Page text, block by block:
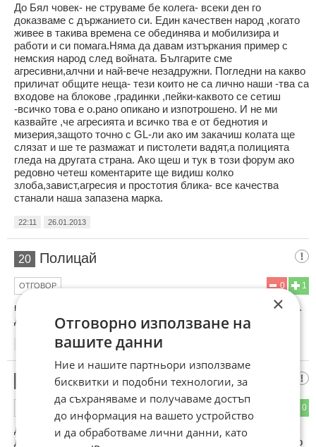
До Бял човек- не струваме бе колега- всеки ден го
доказваме с държанието си. Един качествен народ ,когато
живее в такива времена се обединява и мобилизира и
работи и си помага.Няма да давам изтъркания пример с
немския народ след войната. Българите сме
агресивни,алчни и най-вече незадружни. Погледни на какво
приличат общите неща- тези които не са лично наши -тва са
входове на блокове ,градинки ,пейки-каквото се сетиш
-всичко това е о.рано опикано и изпотрошено. И не ми
казвайте ,че агресията и всичко тва е от беднотия и
мизерия,защото точно с GL-ли ако им закачиш колата ще
слязат и ше те размажат и пистолети вадят,а полицията
гледа на другата страна. Ако щеш и тук в този форум ако
редовно четеш коментарите ще видиш колко
злоба,завист,агресия и простотия блика- все качества
станали наша запазена марка.
22:11 26.01.2013
20 Полицай
1
0
ОТГОВОР
ккк, за жалост правиш адски точно описание на българите.
Дано повече хора осъзнават нещата както теб
26.01.2013
аааааааааа
0
ОТГОВОР
до ККК не е толкова просто пич не ставаме кои не стават,
децата ни ли не стават нещо са генетично увредени ли кво
×
Отговорно използване на
вашите данни
Ние и нашите партньори използваме
бисквитки и подобни технологии, за
да съхраняваме и получаваме достъп
до информация на вашето устройство
и да обработваме лични данни, като